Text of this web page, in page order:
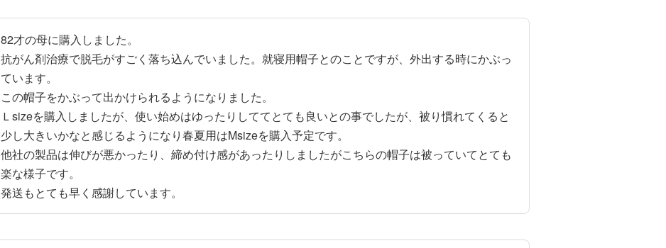
82才の母に購入しました。
抗がん剤治療で脱毛がすごく落ち込んでいました。就寝用帽子とのことですが、外出する時にかぶっ
ています。
この帽子をかぶって出かけられるようになりました。
Ｌsizeを購入しましたが、使い始めはゆったりしててとても良いとの事でしたが、被り慣れてくると
少し大きいかなと感じるようになり春夏用はMsizeを購入予定です。
他社の製品は伸びが悪かったり、締め付け感があったりしましたがこちらの帽子は被っていてとても
楽な様子です。
発送もとても早く感謝しています。